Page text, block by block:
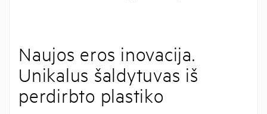
Naujos eros inovacija.
Unikalus šaldytuvas iš
perdirbto plastiko